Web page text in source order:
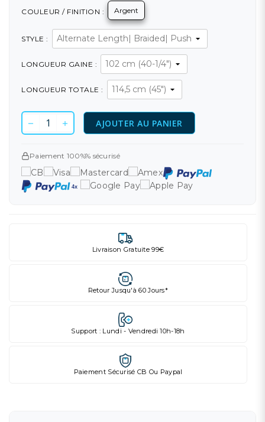
COULEUR / FINITION : Argent
STYLE :
LONGUEUR GAINE :
LONGUEUR TOTALE :
AJOUTER AU PANIER
Paiement 100%% sécurisé
Livraison Gratuite 99€
Retour Jusqu'à 60 Jours*
Support : Lundi - Vendredi 10h-18h
Paiement Sécurisé CB Ou Paypal